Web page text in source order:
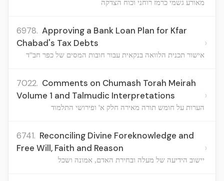
מאורע גשמי כרמז רוחני וכוח הצדקה
6978. Approving a Bank Loan Plan for Kfar
Chabad's Tax Debts
אישור תכנית הלוואה בנקאית עבור חובות המסים של כפר חב"ד
›
7022. Comments on Chumash Torah Meirah
Volume 1 and Talmudic Interpretations
הערות על חומש תורה מאירה חלק א' ופירושי התלמוד
›
6741. Reconciling Divine Foreknowledge and
Free Will, Faith and Reason
יישוב הידיעה של מעלה ובחירת האדם, אמונה ושכל
›